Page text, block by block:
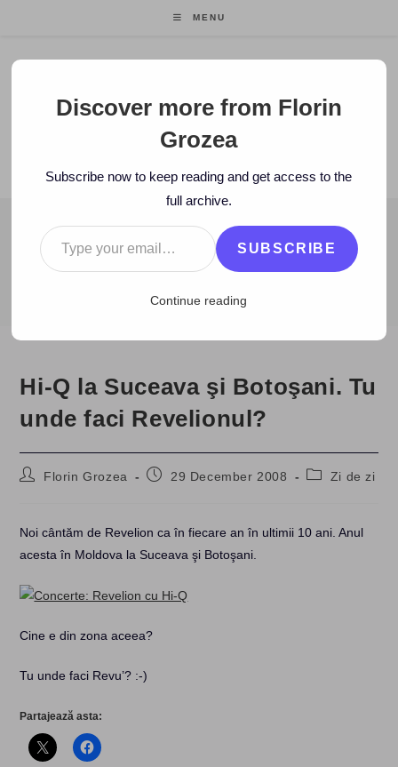
MENU
Florin Grozea
ENTREPRENEUR. FOUNDER/CEO MOCAPP.
BLOG
2008 > December > 29 > Zi de zi > Hi-Q la Suceava şi
Hi-Q la Suceava şi Botoşani. Tu
unde faci Revelionul?
PostFlorin Grozea
Post29 December 2008
PostZi de zi
Noi cântăm de Revelion ca în fiecare an în ultimii 10 ani. Anul
acesta în Moldova la Suceava şi Botoşani.
Cine e din zona aceea?
Tu unde faci Revu’? :-)
Partajează asta:
Discover more from Florin
Grozea
Subscribe now to keep reading and get access to the
full archive.
Type your email…
SUBSCRIBE
Continue reading